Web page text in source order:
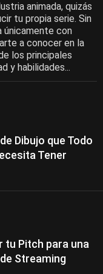
animada, quizás
tu propia serie. Sin
únicamente con
a conocer en la
los principales
y habilidades...
Dibujo que Todo
Tener
tu Pitch para una
Streaming